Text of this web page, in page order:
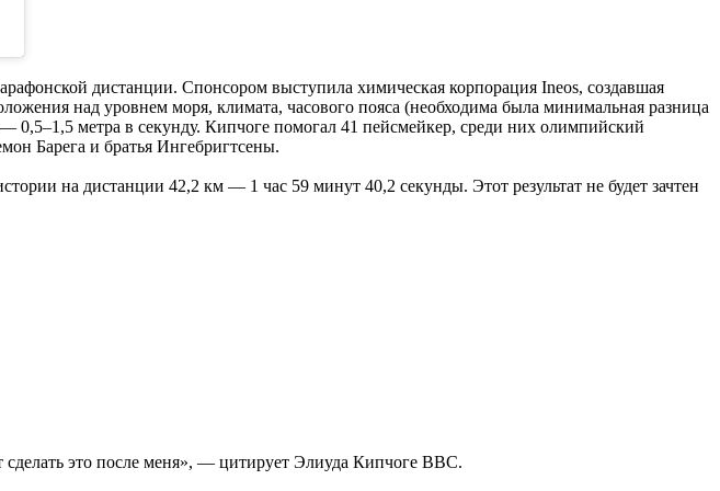
дистанции. Спонсором выступила химическая корпорация Ineos, создавшая
над уровнем моря, климата, часового пояса (необходима была минимальная разница
0,5–1,5 метра в секунду. Кипчоге помогал 41 пейсмейкер, среди них олимпийский
Барега и братья Ингебригтсены.
на дистанции 42,2 км — 1 час 59 минут 40,2 секунды. Этот результат не будет зачтен
это после меня», — цитирует Элиуда Кипчоге BBC.